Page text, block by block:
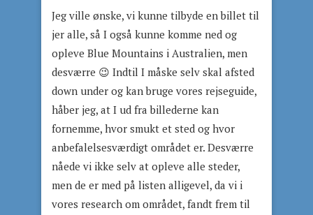
Jeg ville ønske, vi kunne tilbyde en billet til
jer alle, så I også kunne komme ned og
opleve Blue Mountains i Australien, men
desværre 😉 Indtil I måske selv skal afsted
down under og kan bruge vores rejseguide,
håber jeg, at I ud fra billederne kan
fornemme, hvor smukt et sted og hvor
anbefalelsesværdigt området er. Desværre
nåede vi ikke selv at opleve alle steder,
men de er med på listen alligevel, da vi i
vores research om området, fandt frem til